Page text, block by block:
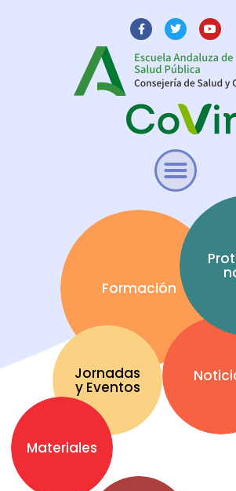
Formación
Materiales
Jornadas
y Eventos